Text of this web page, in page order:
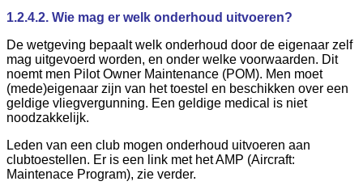
1.2.4.2. Wie mag er welk onderhoud uitvoeren?
De wetgeving bepaalt welk onderhoud door de eigenaar zelf
mag uitgevoerd worden, en onder welke voorwaarden. Dit
noemt men Pilot Owner Maintenance (POM). Men moet
(mede)eigenaar zijn van het toestel en beschikken over een
geldige vliegvergunning. Een geldige medical is niet
noodzakkelijk.
Leden van een club mogen onderhoud uitvoeren aan
clubtoestellen. Er is een link met het AMP (Aircraft:
Maintenace Program), zie verder.